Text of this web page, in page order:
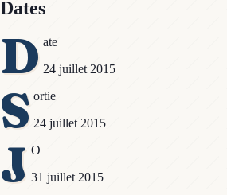
Dates
D ate
24 juillet 2015
S ortie
24 juillet 2015
J O
31 juillet 2015